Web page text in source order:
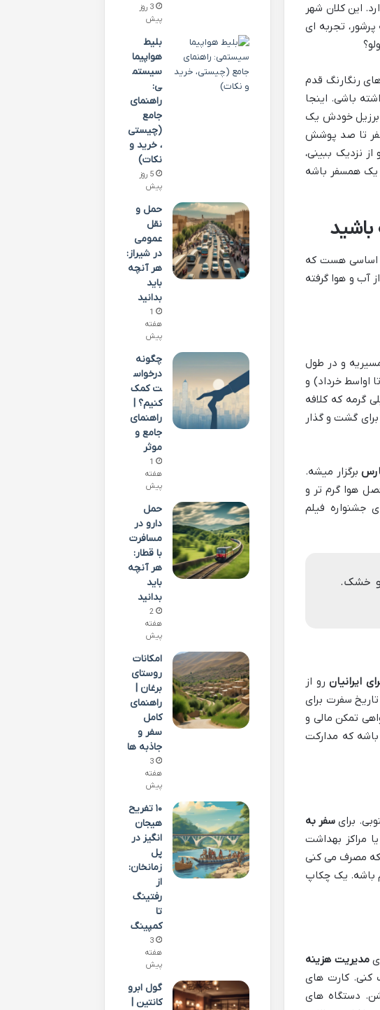
این کلان شهر
تجربه ای
رنگارنگ قدم
باشی. اینجا
برزیل خودش یک
صفر تا صد پوشش
نزدیک ببینی،
یک همسفر باشه
اساسی هست که
آب و هوا گرفته
و در طول
اواسط خرداد) و
گرمه که کلافه
۲۰ تا ۲۸ درجه سانتی گراده که برای گشت و گذار
برگزار میشه.
هوا گرم تر و
جشنواره فیلم
و خشک.
ایرانیانرو از
سفرت برای
رزرو هتل، گواهی تمکن مالی و
که مدارکت
برای سفر به
مراکز بهداشت
ای که مصرف می کنی
باشه. یک چکاپ
مدیریت هزینه
کنی. کارت های
دستگاه های
3 روز
پیش
بلیط
هواپیما
سیستم
ی:
راهنمای
جامع
(چیستی
، خرید و
نکات)
5 روز
پیش
حمل و
نقل
عمومی
در شیراز:
هر آنچه
باید
بدانید
1
هفته
پیش
چگونه
درخواس
ت کمک
کنیم؟ |
راهنمای
جامع و
موثر
1
هفته
پیش
حمل
دارو در
مسافرت
با قطار:
هر آنچه
باید
بدانید
2
هفته
پیش
امکانات
روستای
برغان |
راهنمای
کامل
سفر و
جاذبه ها
3
هفته
پیش
۱۰ تفریح
هیجان
انگیز در
پل
زمانخان:
از
رفتینگ
تا
کمپینگ
3
هفته
پیش
گول ابرو
کانتین |